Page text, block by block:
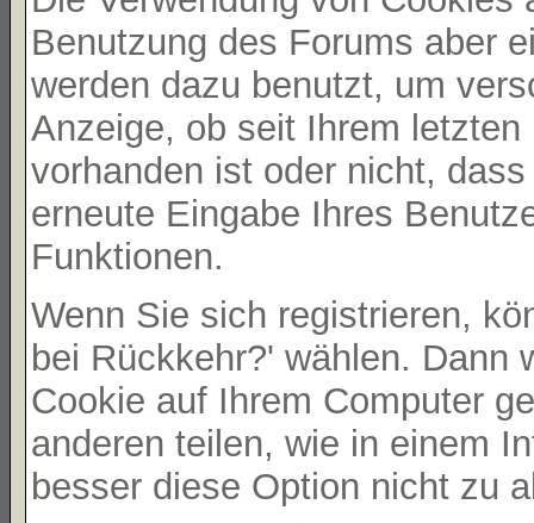
Benutzung des Forums aber
werden dazu benutzt, um
Anzeige, ob seit Ihrem
vorhanden ist oder nicht,
erneute Eingabe Ihres
Funktionen.
Wenn Sie sich registrieren,
bei Rückkehr?' wählen. Dann
Cookie auf Ihrem Computer
anderen teilen, wie in einem
besser diese Option nicht zu